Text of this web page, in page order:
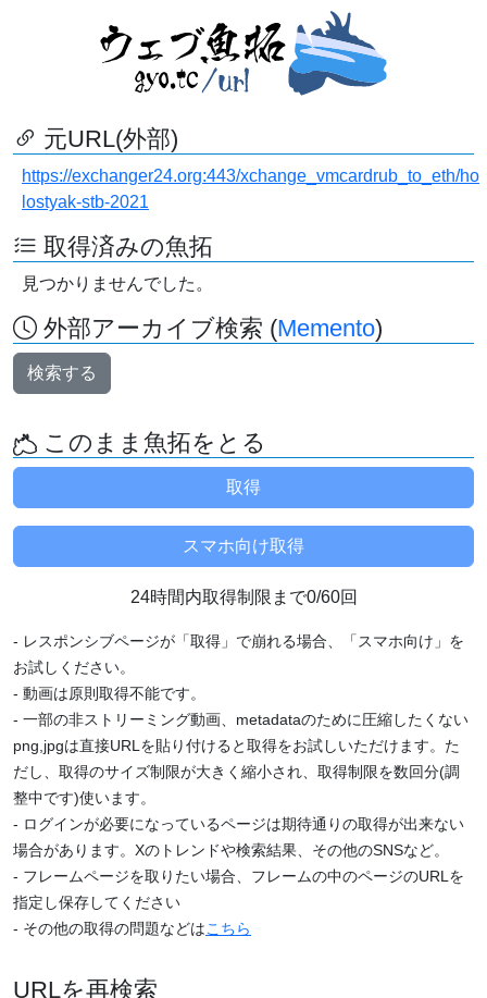
元URL(外部)
https://exchanger24.org:443/xchange_vmcardrub_to_eth/ho
lostyak-stb-2021
取得済みの魚拓
見つかりませんでした。
外部アーカイブ検索 (Memento)
検索する
このまま魚拓をとる
24時間内取得制限まで0/60回
- レスポンシブページが「取得」で崩れる場合、「スマホ向け」を
お試しください。
- 動画は原則取得不能です。
- 一部の非ストリーミング動画、metadataのために圧縮したくない
png,jpgは直接URLを貼り付けると取得をお試しいただけます。た
だし、取得のサイズ制限が大きく縮小され、取得制限を数回分(調
整中です)使います。
- ログインが必要になっているページは期待通りの取得が出来ない
場合があります。Xのトレンドや検索結果、その他のSNSなど。
- フレームページを取りたい場合、フレームの中のページのURLを
指定し保存してください
- その他の取得の問題などはこちら
URLを再検索